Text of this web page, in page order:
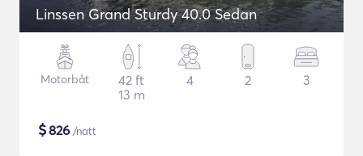
Linssen Grand Sturdy 40.0 Sedan
Motorbåt
42 ft
13 m
4 2 3
$826 /natt